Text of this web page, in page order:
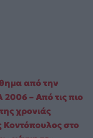
από την
– Από τις πιο
χρονιάς
στο